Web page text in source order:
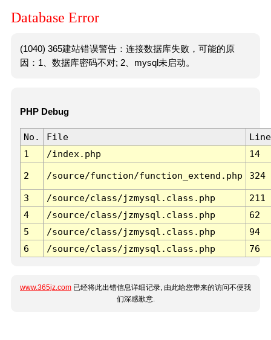
Database Error
(1040) 365建站错误警告：连接数据库失败，可能的原
因：1、数据库密码不对; 2、mysql未启动。
PHP Debug
No. File
Line
1
/index.php 14
2 /source/function/function_extend.php 324
3 /source/class/jzmysql.class.php
211
4
/source/class/jzmysql.class.php
62
5
/source/class/jzmysql.class.php
94
6
/source/class/jzmysql.class.php 76
www.365jz.com 已经将此出错信息详细记录, 由此给您带来的访问不便我
们深感歉意.